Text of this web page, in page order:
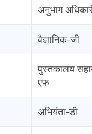
अनुभाग
वैज्ञानिक-जी
पुस्तकालय
एफ
अभियंता-डी